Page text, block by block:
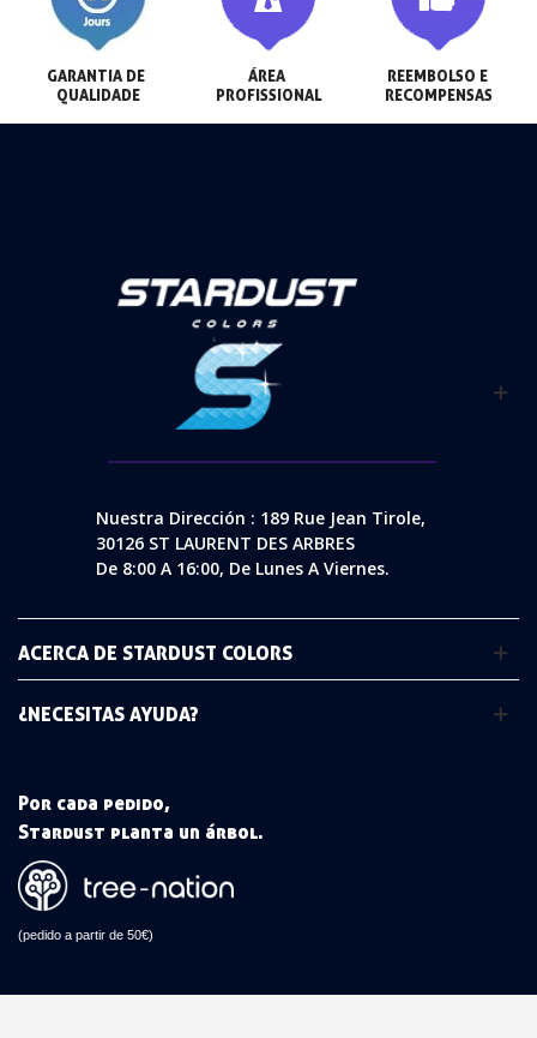
GARANTIA DE
QUALIDADE
ÁREA
PROFISSIONAL
REEMBOLSO E
RECOMPENSAS
Nuestra Dirección : 189 Rue Jean Tirole,
30126 ST LAURENT DES ARBRES
De 8:00 A 16:00, De Lunes A Viernes.
ACERCA DE STARDUST COLORS
¿NECESITAS AYUDA?
Por cada pedido,
Stardust planta un árbol.
(pedido a partir de 50€)